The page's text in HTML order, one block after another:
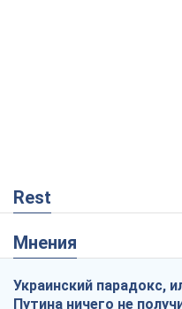
Rest
Мнения
Украинский парадокс,
Путина ничего не